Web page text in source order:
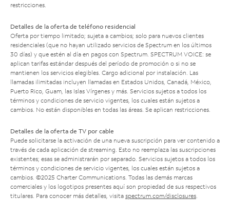
restricciones.
Detalles de la oferta de teléfono residencial
Oferta por tiempo limitado; sujeta a cambios; solo para nuevos clientes
residenciales (que no hayan utilizado servicios de Spectrum en los últimos
30 días) y que estén al día en pagos con Spectrum. SPECTRUM VOICE: se
aplican tarifas estándar después del período de promoción o si no se
mantienen los servicios elegibles. Cargo adicional por instalación. Las
llamadas ilimitadas incluyen llamadas en Estados Unidos, Canadá, México,
Puerto Rico, Guam, las Islas Vírgenes y más. Servicios sujetos a todos los
términos y condiciones de servicio vigentes, los cuales están sujetos a
cambios. No están disponibles en todas las áreas. Se aplican restricciones.
Detalles de la oferta de TV por cable
Puede solicitarse la activación de una nueva suscripción para ver contenido a
través de cada aplicación de streaming. Esto no reemplaza las suscripciones
existentes; esas se administrarán por separado. Servicios sujetos a todos los
términos y condiciones de servicio vigentes, los cuales están sujetos a
cambios. ©2025 Charter Communications. Todas las demás marcas
comerciales y los logotipos presentes aquí son propiedad de sus respectivos
titulares. Para conocer más detalles, visita spectrum.com/disclosures